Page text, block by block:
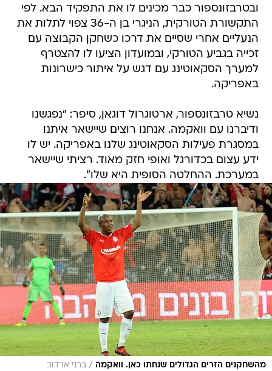
ובטרבזונספור כבר מכינים לו את התפקיד הבא. לפי
התקשורת הטורקית, הניגרי בן ה-36 צפוי לתלות את
הנעליים אחרי שסיים את דרכו כשחקן הקבוצה עם
זכייה בגביע הטורקי, ובמועדון הציעו לו להצטרף
למערך הסקאוטינג עם דגש על איתור כישרונות
באפריקה.
נשיא טרבזונספור, ארטוגרול דוגאן, סיפר: "נפגשנו
ודיברנו עם וואקמה. אנחנו רוצים שיישאר איתנו
במסגרת פעילות הסקאוטינג שלנו באפריקה. יש לו
ידע עצום בכדורגל ואופי חזק מאוד. רציתי שיישאר
במערכת. ההחלטה הסופית היא שלו".
מהשחקנים הזרים הגדולים שנחתו כאן. וואקמה / ברני ארדוב